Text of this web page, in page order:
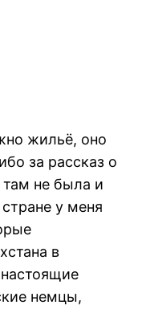
жильё, оно
за рассказ о
там не была и
у меня
в
немцы,